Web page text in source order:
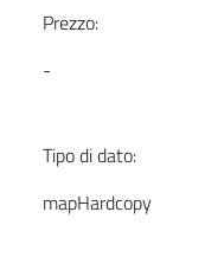
Prezzo:
-
Tipo di dato:
mapHardcopy